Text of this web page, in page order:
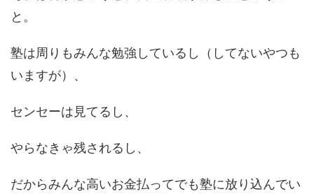
と。
塾は周りもみんな勉強しているし（してないやつも
いますが）、
センセーは見てるし、
やらなきゃ残されるし、
だからみんな高いお金払ってでも塾に放り込んでい